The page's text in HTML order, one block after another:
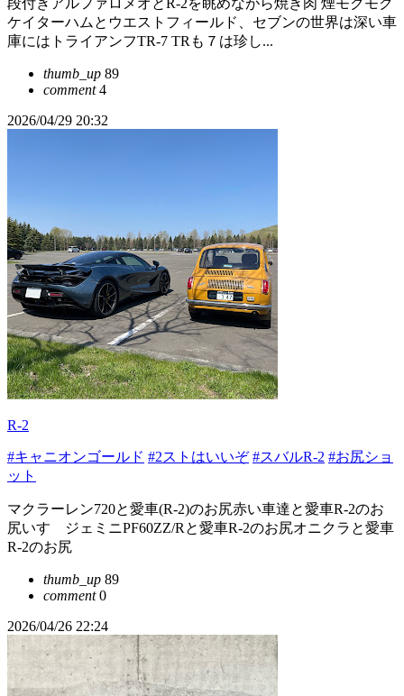
段付きアルファロメオとR-2を眺めながら焼き肉 煙モクモク
ケイターハムとウエストフィールド、セブンの世界は深い車
庫にはトライアンフTR-7 TRも７は珍し...
thumb_up 89
comment4
2026/04/29 20:32
R-2
#キャニオンゴールド #2ストはいいぞ #スバルR-2 #お尻ショ
ット
マクラーレン720と愛車(R-2)のお尻赤い車達と愛車R-2のお
尻いすゞジェミニPF60ZZ/Rと愛車R-2のお尻オニクラと愛車
R-2のお尻
thumb_up 89
comment0
2026/04/26 22:24